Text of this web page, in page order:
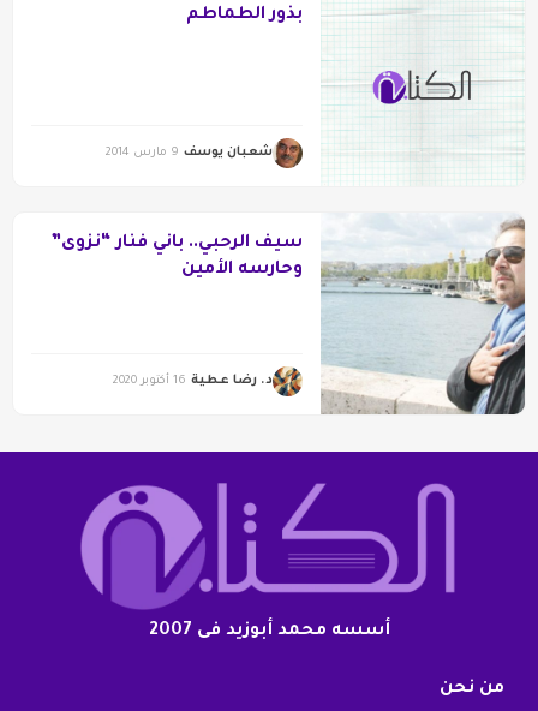
بذور الطماطم
شعبان يوسف 9 مارس 2014
سيف الرحبي.. باني فنار “نزوى”
وحارسه الأمين
د. رضا عطية 16 أكتوبر 2020
أسسه محمد أبوزيد فى 2007
من نحن